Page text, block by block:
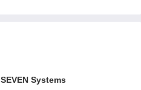
SEVEN Systems